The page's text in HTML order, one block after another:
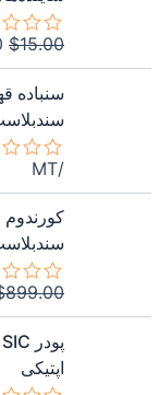
امتیاز
0
5
$15.00
امتیاز
0
از
5
/MT
کورندوم
امتیاز
0
5
899.00
اپتیکی